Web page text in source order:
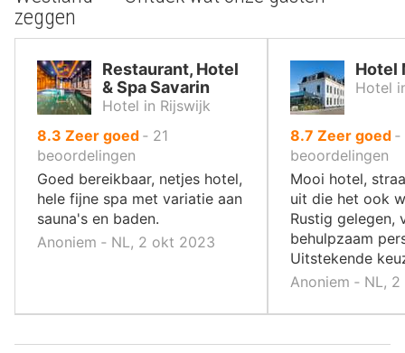
zeggen
Restaurant, Hotel
& Spa Savarin
Hotel in Rijswijk
8.3 uit
10
,
Zeer goed ‐ 21
beoordelingen
Goed bereikbaar, netjes hotel,
hele fijne spa met variatie aan
sauna's en baden.
Anoniem ‐ NL, 2 okt 2023
Hotel
Hotel
8.7 uit
10
,
Zeer goed ‐
beoordelingen
Mooi hotel,
uit die het ook
Rustig gelegen,
behulpzaam
Uitstekende
Anoniem ‐ NL,